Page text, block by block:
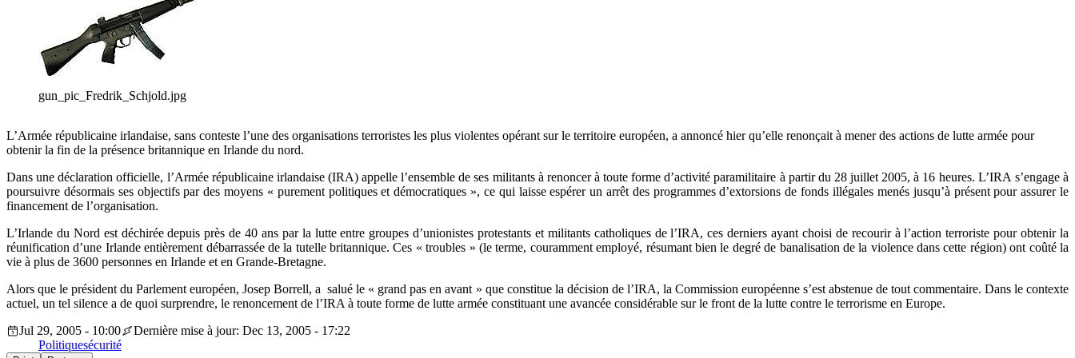
gun_pic_Fredrik_Schjold.jpg
L’Armée républicaine irlandaise, sans conteste l’une des organisations terroristes les plus violentes opérant sur le territoire européen, a annoncé hier qu’elle renonçait à mener des actions de lutte armée pour
obtenir la fin de la présence britannique en Irlande du nord.
Dans une déclaration officielle, l’Armée républicaine irlandaise (IRA) appelle l’ensemble de ses militants à renoncer à toute forme d’activité paramilitaire à partir du 28 juillet 2005, à 16 heures. L’IRA s’engage à
poursuivre désormais ses objectifs par des moyens « purement politiques et démocratiques », ce qui laisse espérer un arrêt des programmes d’extorsions de fonds illégales menés jusqu’à présent pour assurer le
financement de l’organisation.
L’Irlande du Nord est déchirée depuis près de 40 ans par la lutte entre groupes d’unionistes protestants et militants catholiques de l’IRA, ces derniers ayant choisi de recourir à l’action terroriste pour obtenir la
réunification d’une Irlande entièrement débarrassée de la tutelle britannique. Ces « troubles » (le terme, couramment employé, résumant bien le degré de banalisation de la violence dans cette région) ont coûté la
vie à plus de 3600 personnes en Irlande et en Grande-Bretagne.
Alors que le président du Parlement européen, Josep Borrell, a salué le « grand pas en avant » que constitue la décision de l’IRA, la Commission européenne s’est abstenue de tout commentaire. Dans le contexte
actuel, un tel silence a de quoi surprendre, le renoncement de l’IRA à toute forme de lutte armée constituant une avancée considérable sur le front de la lutte contre le terrorisme en Europe.
Jul 29, 2005 - 10:00
Dernière mise à jour: Dec 13, 2005 - 17:22
Politiquesécurité